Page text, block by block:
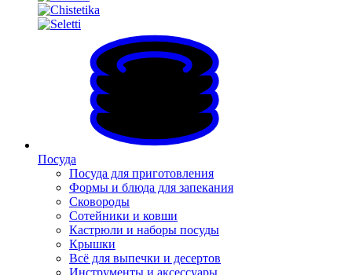
Посуда
Посуда для приготовления
Формы и блюда для запекания
Сковороды
Сотейники и ковши
Кастрюли и наборы посуды
Крышки
Всё для выпечки и десертов
Инструменты и аксессуары